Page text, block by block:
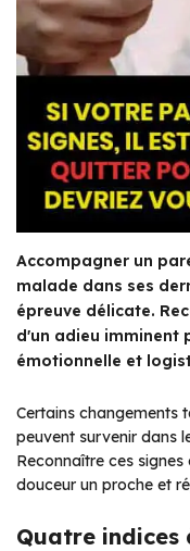
Accompagner un
malade dans ses
épreuve délicate.
d'un adieu
émotionnelle et
Certains changements
peuvent survenir dans
Reconnaître ces
douceur un proche et
Quatre indices